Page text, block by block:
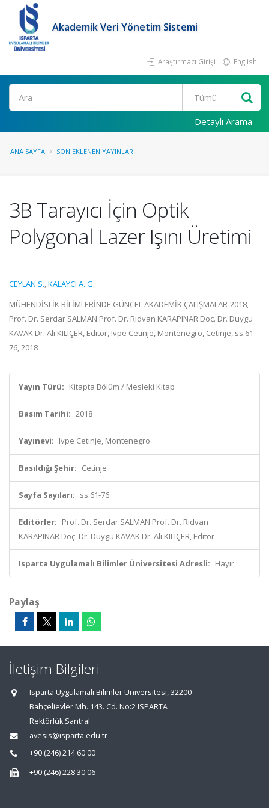
Akademik Veri Yönetim Sistemi
Araştırmacı Girişi English
Ara
Detaylı Arama
ANA SAYFA SON EKLENEN YAYINLAR
3B Tarayıcı İçin Optik
Polygonal Lazer Işını Üretimi
CEYLAN S.,KALAYCI A. G.
MÜHENDİSLİK BİLİMLERİNDE GÜNCEL AKADEMİK ÇALIŞMALAR-2018,
Prof. Dr. Serdar SALMAN Prof. Dr. Rıdvan KARAPINAR Doç. Dr. Duygu
KAVAK Dr. Ali KILIÇER, Editör, Ivpe Cetinje, Montenegro, Cetinje, ss.61-
76, 2018
Yayın Türü: Kitapta Bölüm / Mesleki Kitap
Basım Tarihi: 2018
Yayınevi: Ivpe Cetinje, Montenegro
Basıldığı Şehir: Cetinje
Sayfa Sayıları: ss.61-76
Editörler: Prof. Dr. Serdar SALMAN Prof. Dr. Rıdvan
KARAPINAR Doç. Dr. Duygu KAVAK Dr. Ali KILIÇER, Editör
Isparta Uygulamalı Bilimler Üniversitesi Adresli: Hayır
Paylaş
İletişim Bilgileri
Isparta Uygulamalı Bilimler Üniversitesi, 32200
Bahçelievler Mh. 143. Cd. No:2 ISPARTA
Rektörlük Santral
avesis@isparta.edu.tr
+90 (246) 214 60 00
+90 (246) 228 30 06